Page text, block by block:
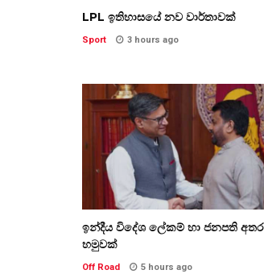
LPL ඉතිහාසයේ නව වාර්තාවක්
Sport 3 hours ago
ඉන්දීය විදේශ ලේකම් හා ජනපති අතර
හමුවක්
Off Road 5 hours ago